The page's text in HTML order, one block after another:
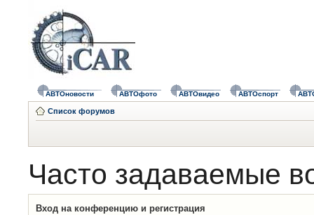
АВТОновости АВТОфото АВТОвидео АВТОспорт
Список форумов
Часто задаваемые
Вход на конференцию и регистрация